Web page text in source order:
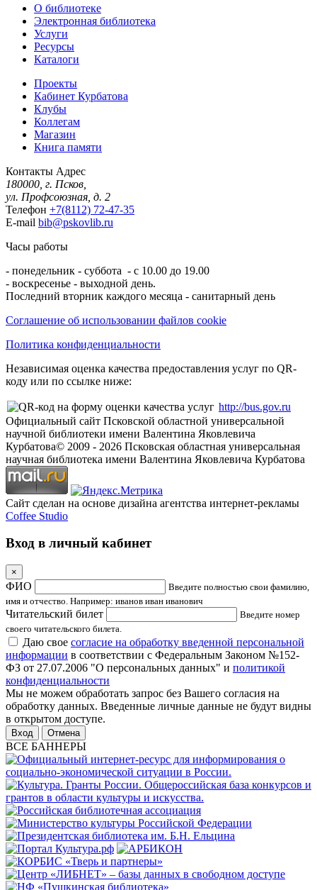
О библиотеке
Электронная библиотека
Услуги
Ресурсы
Каталоги
Проекты
Кабинет Курбатова
Клубы
Коллегам
Магазин
Книга памяти
Контакты Адрес
180000, г. Псков,
ул. Профсоюзная, д. 2
Телефон +7(8112) 72-47-35
E-mail bib@pskovlib.ru
Часы работы
- понедельник - суббота - с 10.00 до 19.00
- воскресенье - выходной день.
Последний вторник каждого месяца - санитарный день
Соглашение об использовании файлов cookie
Политика конфиденциальности
Независимая оценка качества предоставления услуг по QR-
коду или по ссылке ниже:
http://bus.gov.ru
Официальный сайт Псковской областной универсальной
научной библиотеки имени Валентина Яковлевича
Курбатова© 2009 - 2026 Псковская областная универсальная
научная библиотека имени Валентина Яковлевича Курбатова
Сайт сделан на основе дизайна агентства интернет-рекламы
Coffee Studio
Вход в личный кабинет
×
ФИО
Введите полностью свои фамилию,
имя и отчество. Например: иванов иван иванович
Читательский билет
Введите номер
своего читательского билета.
Даю свое согласие на обработку введенной персональной
информации в соответствии с Федеральным Законом №152-
ФЗ от 27.07.2006 "О персональных данных" и политикой
конфиденциальности
Мы не можем обработать запрос без Вашего согласия на
обработку данных. Введенные личные данные не будут видны
в открытом доступе.
Отмена
ВСЕ БАННЕРЫ